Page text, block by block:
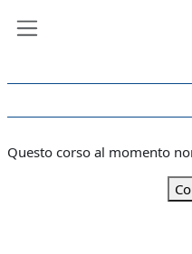
Questo corso al momento